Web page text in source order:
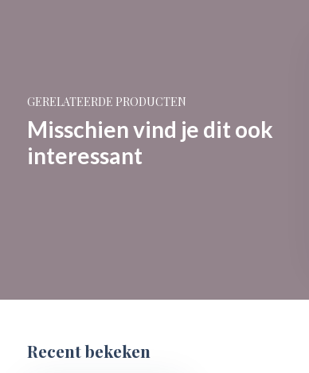
GERELATEERDE PRODUCTEN
Misschien vind je dit ook
interessant
Recent bekeken